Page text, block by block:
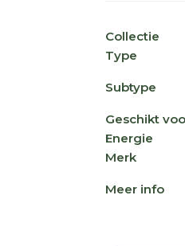
Collectie
Type
Subtype
Geschikt
Energie
Merk
Meer info